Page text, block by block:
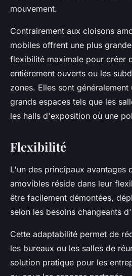
mouvement.
Contrairement aux cloisons
mobiles offrent une plus
flexibilité maximale pour créer
entièrement ouverts ou les
zones. Elles sont généralement
grands espaces tels que les
les halls d'exposition où une
Flexibilité
L'un des principaux avantages
amovibles réside dans leur
être facilement démontées,
selon les besoins changeants
Cette adaptabilité permet de
les bureaux ou les salles de
solution pratique pour les